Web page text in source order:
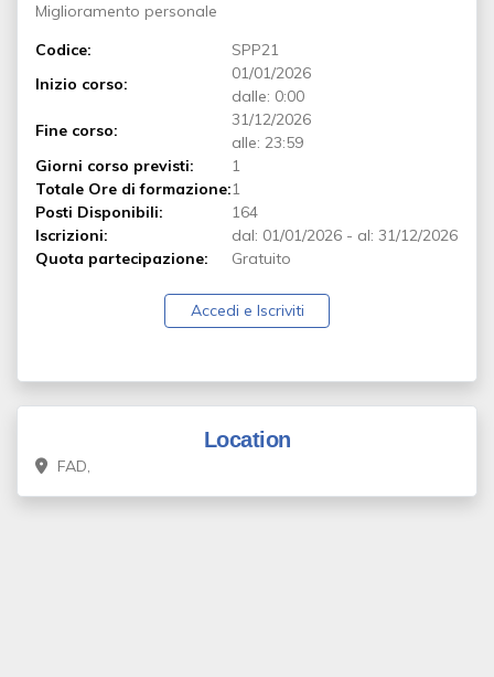
Miglioramento personale
Codice:
SPP21
Inizio corso:
01/01/2026
dalle: 0:00
Fine corso:
31/12/2026
alle: 23:59
Giorni corso previsti:
1
Totale Ore di formazione:1
Posti Disponibili:
164
Iscrizioni:
dal: 01/01/2026 - al: 31/12/2026
Quota partecipazione:
Gratuito
Accedi e Iscriviti
Location
FAD,